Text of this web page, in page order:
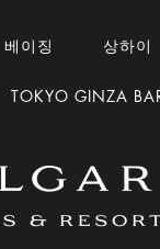
베이징 상하이
TOKYO GINZA